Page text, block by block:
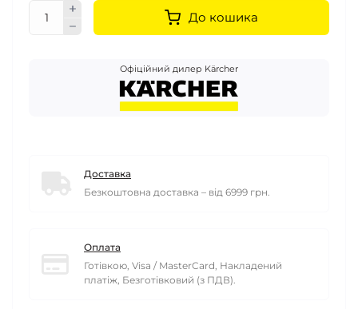
До кошика
Офіційний дилер Kärcher
Доставка
Безкоштовна доставка – від 6999 грн.
Оплата
Готівкою, Visa / MasterCard, Накладений
платіж, Безготівковий (з ПДВ).